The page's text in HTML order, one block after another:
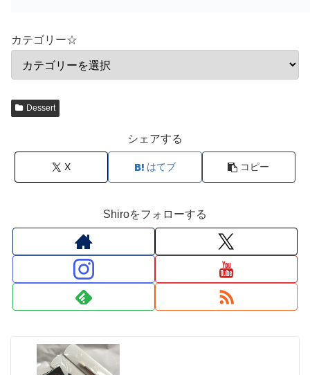
カテゴリー☆
Dessert
シェアする
X はてブ コピー
Shiroをフォローする